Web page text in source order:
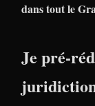
dans tout le
Je pré-